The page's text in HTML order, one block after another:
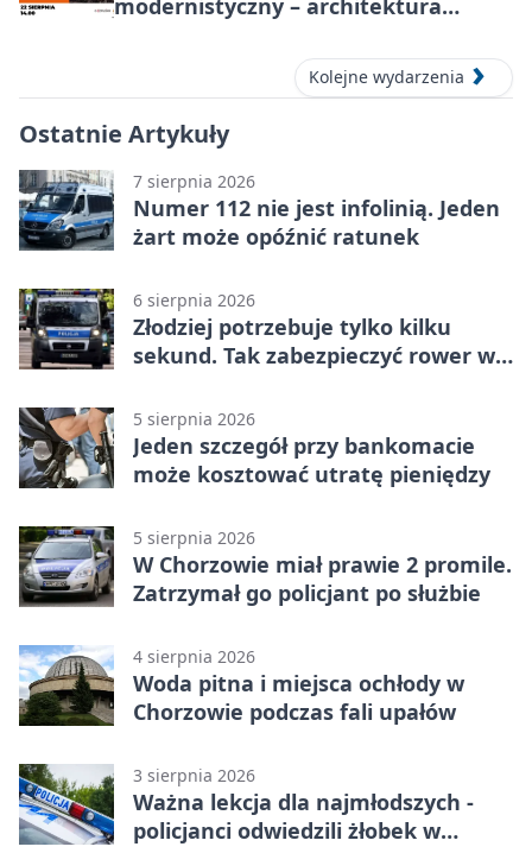
modernistyczny – architektura
Kolejne wydarzenia
Ostatnie Artykuły
7 sierpnia 2026
Numer 112 nie jest infolinią. Jeden
żart może opóźnić ratunek
6 sierpnia 2026
Złodziej potrzebuje tylko kilku
sekund. Tak zabezpieczyć rower w
5 sierpnia 2026
Jeden szczegół przy bankomacie
może kosztować utratę pieniędzy
5 sierpnia 2026
W Chorzowie miał prawie 2 promile.
Zatrzymał go policjant po służbie
4 sierpnia 2026
Woda pitna i miejsca ochłody w
Chorzowie podczas fali upałów
3 sierpnia 2026
Ważna lekcja dla najmłodszych -
policjanci odwiedzili żłobek w